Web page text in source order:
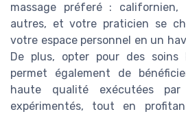
massage préferé : californien,
autres, et votre praticien se
votre espace personnel en un
De plus, opter pour des soins
permet également de
haute qualité exécutées par
expérimentés, tout en